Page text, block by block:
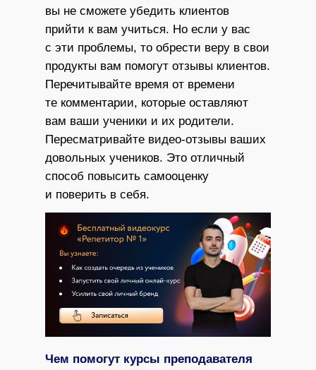
вы не сможете убедить клиентов
прийти к вам учиться. Но если у вас
с эти проблемы, то обрести веру в свои
продукты вам помогут отзывы клиентов.
Перечитывайте время от времени
те комментарии, которые оставляют
вам ваши ученики и их родители.
Пересматривайте видео-отзывы ваших
довольных учеников. Это отличный
способ повысить самооценку
и поверить в себя.
Чем помогут курсы преподавателя